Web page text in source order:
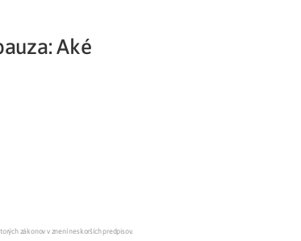
Aké
zákonov v znení neskorších predpisov.